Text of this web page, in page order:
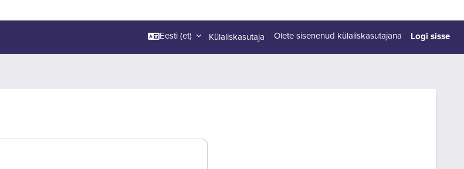
Eesti ‎(et)‎ Külaliskasutaja Olete sisenenud külaliskasutajana Logi sisse